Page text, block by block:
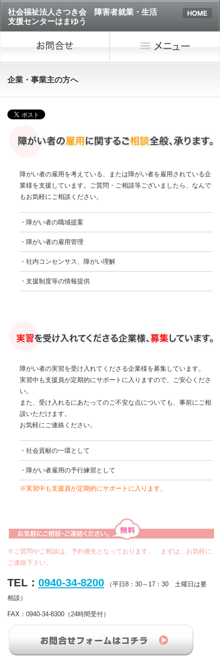
社会福祉法人さつき会 障害者就業・生活
支援センターはまゆう
企業・事業主の方へ
障がい者の雇用を考えている、または障がい者を雇用されている企
業様を支援しています。ご質問・ご相談等ございましたら、なんで
もお気軽にご相談ください。
・障がい者の職域提案
・障がい者の雇用管理
・社内コンセンサス、障がい理解
・支援制度等の情報提供
障がい者の実習を受け入れてくださる企業様を募集しています。
実習中も支援員が定期的にサポートに入りますので、ご安心くださ
い。
また、受け入れるにあたってのご不安な点についても、事前にご相
談いただけます。
お気軽にご連絡ください。
・社会貢献の一環として
・障がい者雇用の予行練習として
※実習中も支援員が定期的にサポートに入ります。
※ご質問やご相談は、予約優先となっております。 まずは、お気軽に
ご連絡下さい。
TEL： 0940-34-8200 （平日8：30～17：30 土曜日は要
相談）
FAX：0940-34-8300（24時間受付）